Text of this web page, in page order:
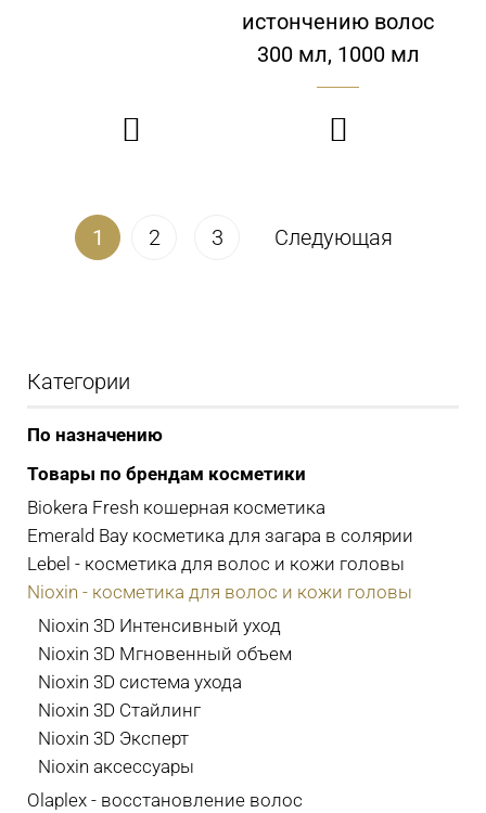

истончению волос
300 мл, 1000 мл

1 2 3 Следующая
Категории
По назначению
Товары по брендам косметики
Biokera Fresh кошерная косметика
Emerald Bay косметика для загара в солярии
Lebel - косметика для волос и кожи головы
Nioxin - косметика для волос и кожи головы
Nioxin 3D Интенсивный уход
Nioxin 3D Мгновенный объем
Nioxin 3D система ухода
Nioxin 3D Стайлинг
Nioxin 3D Эксперт
Nioxin аксессуары
Olaplex - восстановление волос